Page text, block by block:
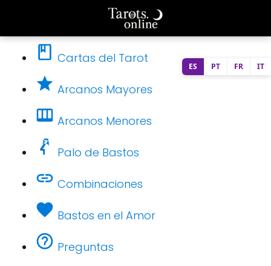
Cartas del Tarot
Arcanos Mayores
Arcanos Menores
Palo de Bastos
Combinaciones
Bastos en el Amor
Preguntas
ES PT FR IT